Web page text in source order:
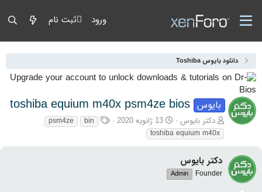
ورود ثبت نام
دانلود بایوس Toshiba
بایوس toshiba equium m40x psm4ze bios
آغازگر گفتمان
دکتر بایوس تاریخ شروع
13 ژانویه 2020 برچسب‌ها
bin
psm4ze
toshiba equium m40x
دکتر بایوس
Founder
Admin